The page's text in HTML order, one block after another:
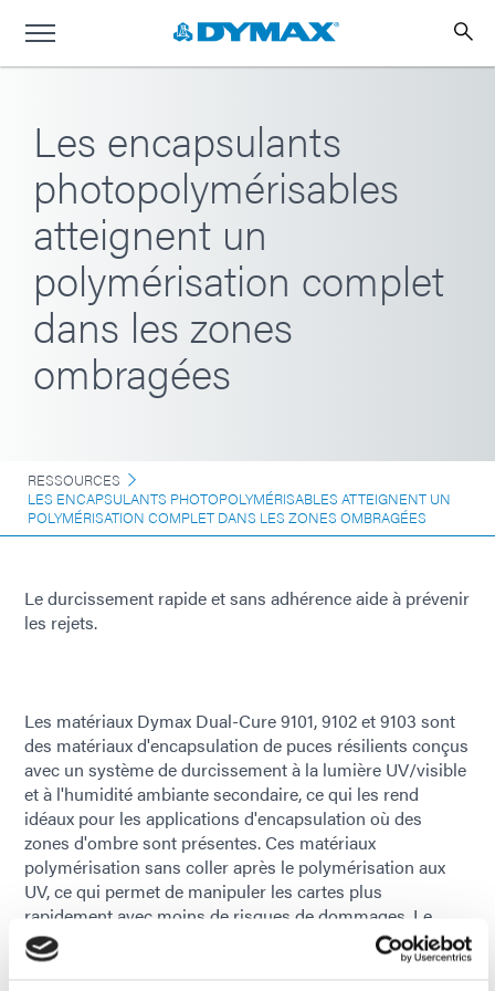
Les encapsulants
photopolymérisables
atteignent un
polymérisation complet
dans les zones
ombragées
RESSOURCES
LES ENCAPSULANTS PHOTOPOLYMÉRISABLES ATTEIGNENT UN
POLYMÉRISATION COMPLET DANS LES ZONES OMBRAGÉES
Le durcissement rapide et sans adhérence aide à prévenir
les rejets.
Les matériaux Dymax Dual-Cure 9101, 9102 et 9103 sont
des matériaux d'encapsulation de puces résilients conçus
avec un système de durcissement à la lumière UV/visible
et à l'humidité ambiante secondaire, ce qui les rend
idéaux pour les applications d'encapsulation où des
zones d'ombre sont présentes. Ces matériaux
polymérisation sans coller après le polymérisation aux
UV, ce qui permet de manipuler les cartes plus
rapidement avec moins de risques de dommages. Le
polymérisation à l'humidité en deux jours, contre les sept
jours habituels des autres systèmes, réduit le temps de